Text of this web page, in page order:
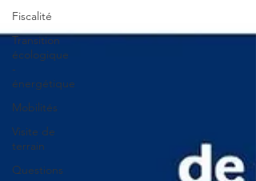
Fiscalité
Transition
écologique
-
énergétique
Mobilités
Visite de
terrain
Questions